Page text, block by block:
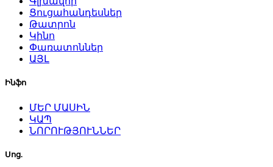
Ցուցահանդեսներ
Թատրոն
Կինո
Փառատոններ
ԱՅԼ
Ինֆո
ՄԵՐ ՄԱՍԻՆ
ԿԱՊ
ՆՈՐՈՒԹՅՈՒՆՆԵՐ
Սոց.